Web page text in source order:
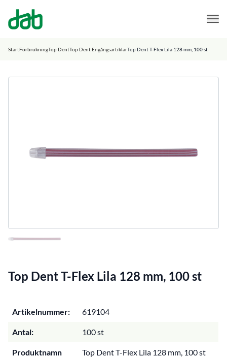
DAB Dental
StartFörbrukningTop DentTop Dent EngångsartiklarTop Dent T-Flex Lila 128 mm, 100 st
Top Dent T-Flex Lila 128 mm, 100 st
Artikelnummer: 619104
Antal: 100 st
Produktnamn Top Dent T-Flex Lila 128 mm, 100 st